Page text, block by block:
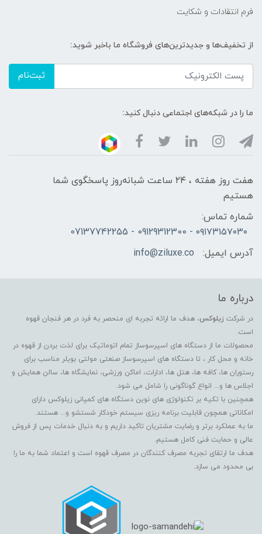
فرم انتقادات و شکایت
از تخفیف‌ها و جدیدترین‌های فروشگاه ما باخبر شوید:
ثبت‌نام
ما را در شبکه‌های اجتماعی دنبال کنید:
هفت روز هفته ، ۲۴ ساعت شبانه‌روز پاسخگوی شما
هستیم
شماره تماس:
۰۹۱۷۳۱۵۷۰۳۰ - 09129312300 - 07137742255
آدرس ایمیل:
info@ziluxe.co
درباره ما
در شرکت زیلوکس، هدف ما ارائه تجربه ای منحصر به فرد در هر فنجان قهوه
است.
محصولات ما از دستگاه های اسپرسوساز تمام اتوماتیک برای لذت بردن از قهوه در
خانه و محل کار ، تا دستگاه های اسپرسوساز صنعتی مولتی بویلر مناسب برای
رستوران ها، کافه ها، هتل ها، ادارات، اماکن ورزشی، نمایشگاه ها، سالن همایش و
اجلاس ها و... انواع گوناگونی را شامل می شود.
همچنین با تکیه بر تکنولوژی های نوین دستگاه های کمپانی زیلوکس دارای
امکاناتی همچون قابلیت برنامه ریزی سیستم خودکار شستشو و... هستند.
ما به عملکرد برتر و رضایت مشتریان تاکید داریم و به دنبال خدمات پس از فروش
عالی و حمایت فنی کامل هستیم.
هدف ما ارتقای تجربه مصرف کنندگان در مصرف قهوه است و اعتماد شما به ما را
بی محدود می سازد.